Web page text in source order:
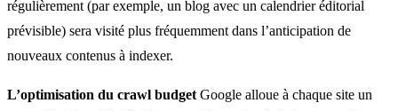
régulièrement (par exemple, un blog avec un calendrier éditorial
prévisible) sera visité plus fréquemment dans l’anticipation de
nouveaux contenus à indexer.
L’optimisation du crawl budget Google alloue à chaque site un